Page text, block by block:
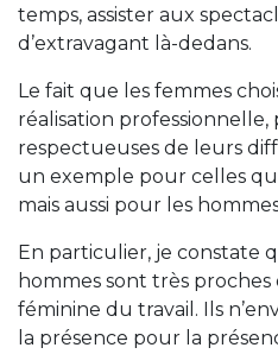
temps, assister aux
d’extravagant là-dedans.
Le fait que les femmes
réalisation professionnelle,
respectueuses de leurs
un exemple pour celles
mais aussi pour les
En particulier, je constate
hommes sont très
féminine du travail. Ils
la présence pour la